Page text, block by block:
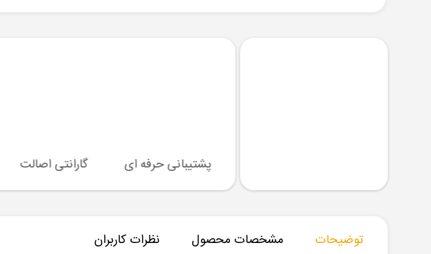
پشتیبانی حرفه ای گارانتی اصالت
توضیحات مشخصات محصول نظرات کاربران